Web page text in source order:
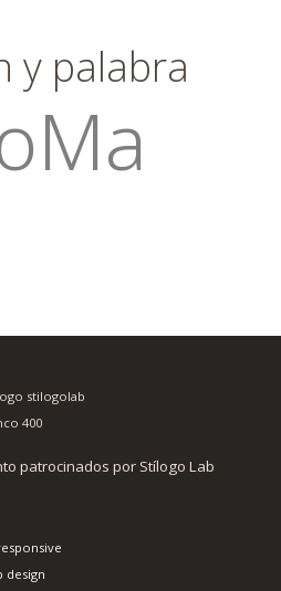
y palabra
patrocinados por Stílogo Lab